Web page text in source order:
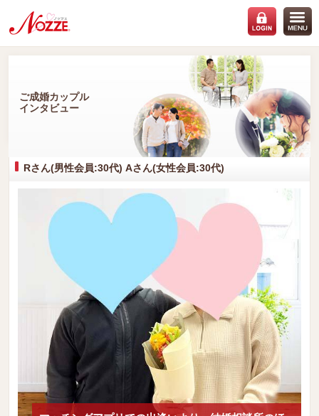
ご成婚カップル
インタビュー
Rさん(男性会員:30代) Aさん(女性会員:30代)